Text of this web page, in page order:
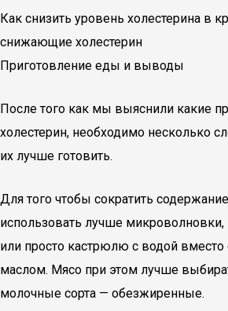
Как снизить уровень холестерина в
снижающие холестерин
Приготовление еды и выводы
После того как мы выяснили какие
холестерин, необходимо несколько
их лучше готовить.
Для того чтобы сократить
использовать лучше микроволновки,
или просто кастрюлю с водой вместо
маслом. Мясо при этом лучше
молочные сорта — обезжиренные.